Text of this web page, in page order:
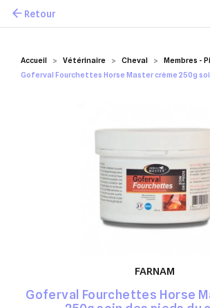
Mes favoris
Accueil Vétérinaire Cheval
Membres -
Goferval Fourchettes Horse Master crème 250g
Retour
FARNAM
Goferval Fourchettes Horse